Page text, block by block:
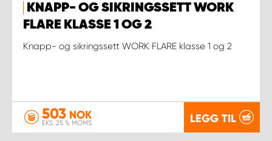
KNAPP- OG SIKRINGSSETT WORK
FLARE KLASSE 1 OG 2
Knapp- og sikringssett WORK FLARE klasse 1 og 2
503 NOK
EKS. 25 % MOMS LEGG TIL